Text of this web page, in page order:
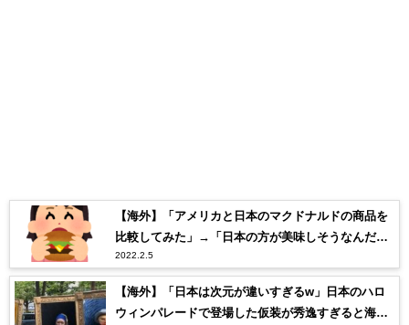
【海外】「アメリカと日本のマクドナルドの商品を
比較してみた」→「日本の方が美味しそうなんだ
が」「日本が羨ましすぎる」
2022.2.5
【海外】「日本は次元が違いすぎるw」日本のハロ
ウィンパレードで登場した仮装が秀逸すぎると海外